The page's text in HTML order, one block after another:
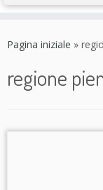
Pagina iniziale »
regione